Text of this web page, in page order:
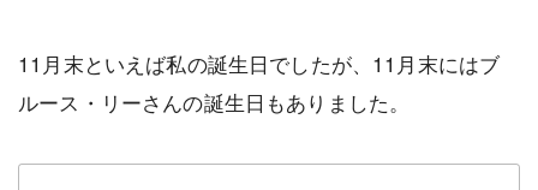
11月末といえば私の誕生日でしたが、11月末にはブ
ルース・リーさんの誕生日もありました。